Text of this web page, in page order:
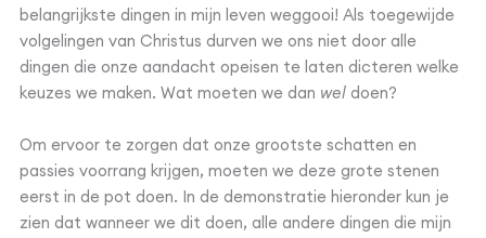
belangrijkste dingen in mijn leven weggooi! Als toegewijde
volgelingen van Christus durven we ons niet door alle
dingen die onze aandacht opeisen te laten dicteren welke
keuzes we maken. Wat moeten we dan wel doen?
Om ervoor te zorgen dat onze grootste schatten en
passies voorrang krijgen, moeten we deze grote stenen
eerst in de pot doen. In de demonstratie hieronder kun je
zien dat wanneer we dit doen, alle andere dingen die mijn